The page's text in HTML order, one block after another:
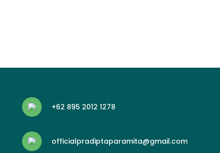
+62 895 2012 1278
officialpradiptaparamita@gmail.com